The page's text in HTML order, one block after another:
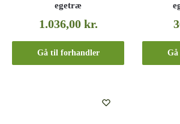
egetræ
1.036,00 kr.
Gå til forhandler